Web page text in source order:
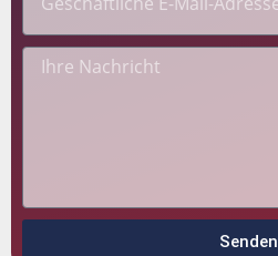
Senden